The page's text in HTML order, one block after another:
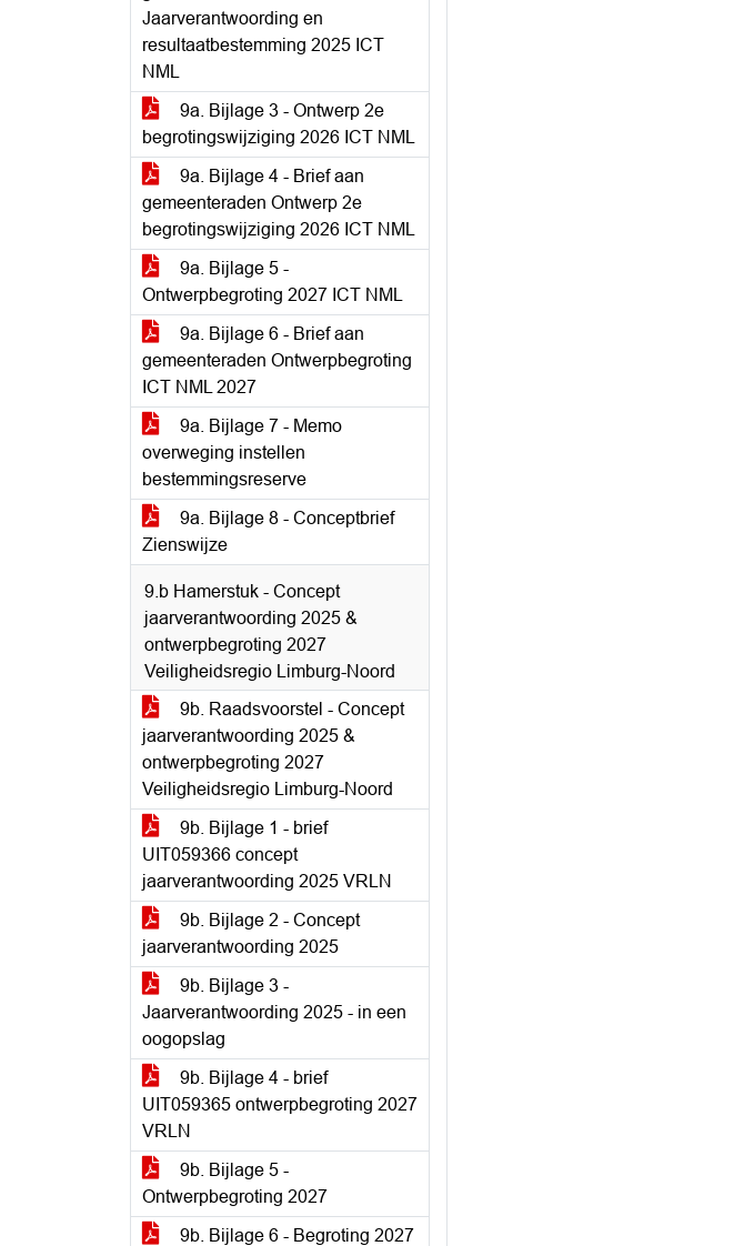
Jaarverantwoording en
resultaatbestemming 2025 ICT
NML
9a. Bijlage 3 - Ontwerp 2e
begrotingswijziging 2026 ICT NML
9a. Bijlage 4 - Brief aan
gemeenteraden Ontwerp 2e
begrotingswijziging 2026 ICT NML
9a. Bijlage 5 -
Ontwerpbegroting 2027 ICT NML
9a. Bijlage 6 - Brief aan
gemeenteraden Ontwerpbegroting
ICT NML 2027
9a. Bijlage 7 - Memo
overweging instellen
bestemmingsreserve
9a. Bijlage 8 - Conceptbrief
Zienswijze
9.b Hamerstuk - Concept
jaarverantwoording 2025 &
ontwerpbegroting 2027
Veiligheidsregio Limburg-Noord
9b. Raadsvoorstel - Concept
jaarverantwoording 2025 &
ontwerpbegroting 2027
Veiligheidsregio Limburg-Noord
9b. Bijlage 1 - brief
UIT059366 concept
jaarverantwoording 2025 VRLN
9b. Bijlage 2 - Concept
jaarverantwoording 2025
9b. Bijlage 3 -
Jaarverantwoording 2025 - in een
oogopslag
9b. Bijlage 4 - brief
UIT059365 ontwerpbegroting 2027
VRLN
9b. Bijlage 5 -
Ontwerpbegroting 2027
9b. Bijlage 6 - Begroting 2027